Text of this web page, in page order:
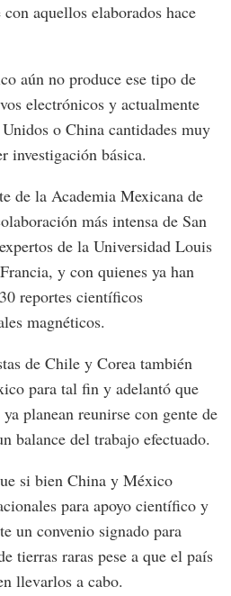
aquellos elaborados hace
aún no produce ese tipo de
electrónicos y actualmente
o China cantidades muy
investigación básica.
de la Academia Mexicana de
más intensa de San
de la Universidad Louis
y con quienes ya han
reportes científicos
magnéticos.
de Chile y Corea también
para tal fin y adelantó que
planean reunirse con gente de
balance del trabajo efectuado.
si bien China y México
para apoyo científico y
un convenio signado para
tierras raras pese a que el país
llevarlos a cabo.